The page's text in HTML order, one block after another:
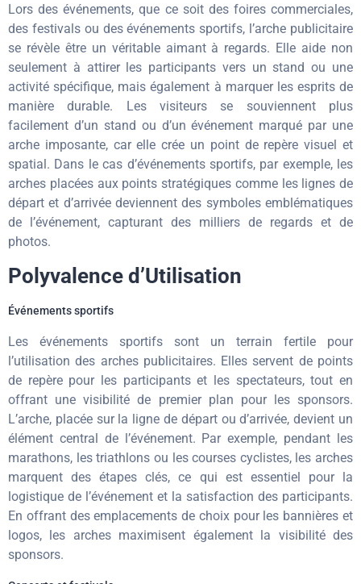
Lors des événements, que ce soit des foires commerciales,
des festivals ou des événements sportifs, l’arche publicitaire
se révèle être un véritable aimant à regards. Elle aide non
seulement à attirer les participants vers un stand ou une
activité spécifique, mais également à marquer les esprits de
manière durable. Les visiteurs se souviennent plus
facilement d’un stand ou d’un événement marqué par une
arche imposante, car elle crée un point de repère visuel et
spatial. Dans le cas d’événements sportifs, par exemple, les
arches placées aux points stratégiques comme les lignes de
départ et d’arrivée deviennent des symboles emblématiques
de l’événement, capturant des milliers de regards et de
photos.
Polyvalence d’Utilisation
Événements sportifs
Les événements sportifs sont un terrain fertile pour
l’utilisation des arches publicitaires. Elles servent de points
de repère pour les participants et les spectateurs, tout en
offrant une visibilité de premier plan pour les sponsors.
L’arche, placée sur la ligne de départ ou d’arrivée, devient un
élément central de l’événement. Par exemple, pendant les
marathons, les triathlons ou les courses cyclistes, les arches
marquent des étapes clés, ce qui est essentiel pour la
logistique de l’événement et la satisfaction des participants.
En offrant des emplacements de choix pour les bannières et
logos, les arches maximisent également la visibilité des
sponsors.